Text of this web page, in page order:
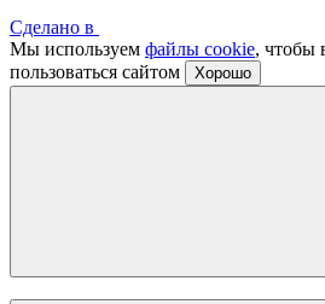
Сделано в
Мы используем файлы cookie, чтобы
пользоваться сайтом
Хорошо